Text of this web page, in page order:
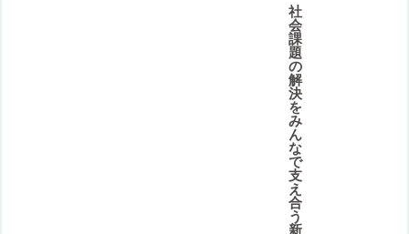
社
会
課
題
の
解
決
を
み
ん
な
で
支
え
合
う
新